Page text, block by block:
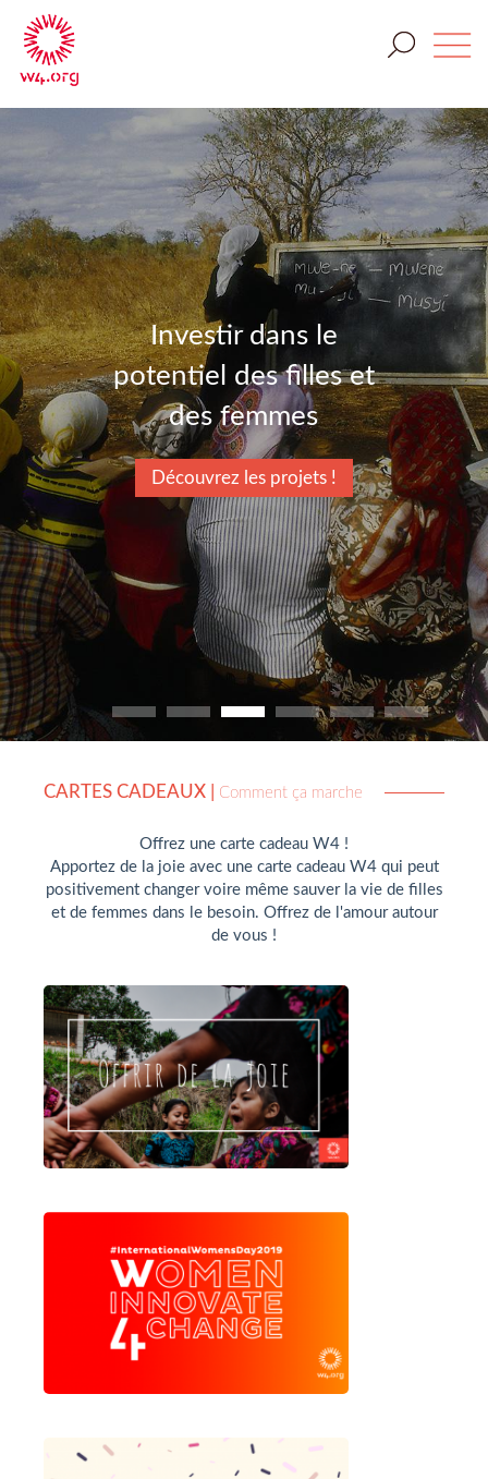
Investir dans le
potentiel des filles et
des femmes
Découvrez les projets !
CARTES CADEAUX Comment ça marche
Offrez une carte cadeau W4 !
Apportez de la joie avec une carte cadeau W4 qui peut
positivement changer voire même sauver la vie de filles
et de femmes dans le besoin. Offrez de l'amour autour
de vous !